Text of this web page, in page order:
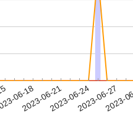
06-18
2023-06-212023-06-242023-06-27
2023-